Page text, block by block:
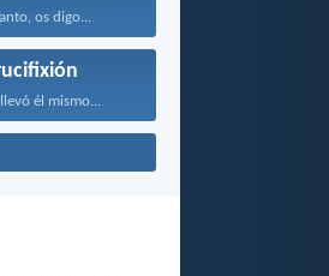
os digo...
él mismo...